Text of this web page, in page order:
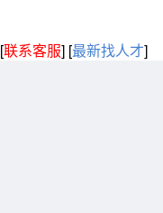
[联系客服] [最新找人才]